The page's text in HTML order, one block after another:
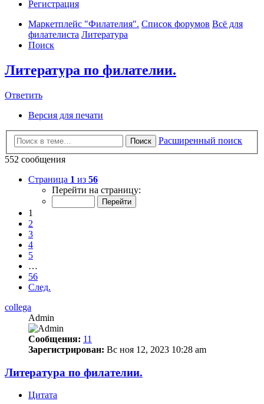
Регистрация
Маркетплейс "Филателия". Список форумов Всё для
филателиста Литература
Поиск
Литература по филателии.
Ответить
Версия для печати
Поиск
Расширенный поиск
552 сообщения
Страница 1 из 56
Перейти на страницу:
1
2
3
4
5
…
56
След.
collega
Admin
Сообщения: 11
Зарегистрирован: Вс ноя 12, 2023 10:28 am
Литература по филателии.
Цитата